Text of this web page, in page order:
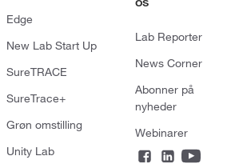
Edge
New Lab Start Up
SureTRACE
SureTrace+
Grøn omstilling
Unity Lab
Lab Reporter
News Corner
Abonner på
nyheder
Webinarer